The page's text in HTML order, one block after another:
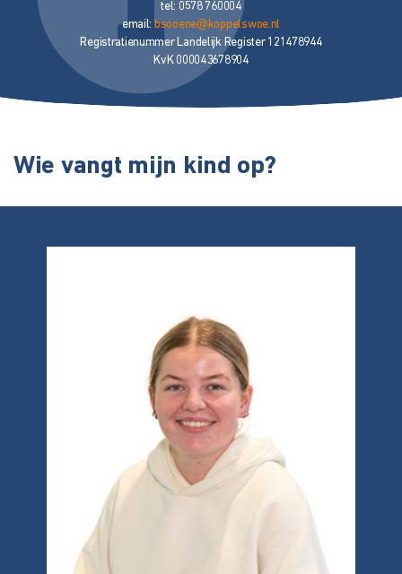
tel: 0578 760004
email: bsooene@koppelswoe.nl
Registratienummer Landelijk Register 121478944
KvK 000043678904
Wie vangt mijn kind op?